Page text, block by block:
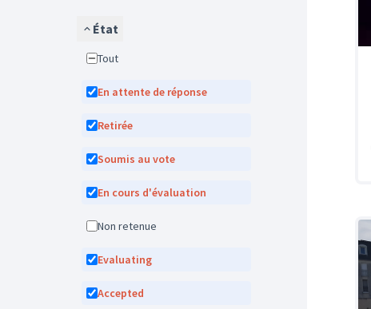
État
Tout
En attente de réponse
Retirée
Soumis au vote
En cours d'évaluation
Non retenue
Evaluating
Accepted